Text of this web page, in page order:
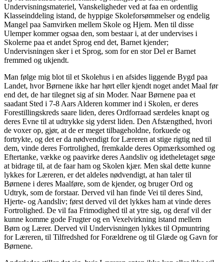
Undervisningsmateriel, Vanskeligheder ved at faa en ordentlig
Klasseinddeling istand, de hyppige Skoleforsømmelser og endelig
Mangel paa Samvirken mellem Skole og Hjem. Men til disse
Ulemper kommer ogsaa den, som bestaar i, at der undervises i
Skolerne paa et andet Sprog end det, Barnet kjender;
Undervisningen sker i et Sprog, som for en stor Del er Barnet
fremmed og ukjendt.
Man følge mig blot til et Skolehus i en afsides liggende Bygd paa
Landet, hvor Børnene ikke har hørt eller kjendt noget andet Maal før
end det, de har tilegnet sig af sin Moder. Naar Børnene paa et
saadant Sted i 7-8 Aars Alderen kommer ind i Skolen, er deres
Forestillingskreds saare liden, deres Ordforraad særdeles knapt og
deres Evne til at udtrykke sig yderst liden. Den Afstængthed, hvori
de voxer op, gjør, at de er meget tilbageholdne, forkuede og
fortrykte, og det er da nødvendigt for Læreren at stige rigtig ned til
dem, vinde deres Fortrolighed, fremkalde deres Opmærksomhed og
Eftertanke, vække og paavirke deres Aandsliv og idetheletaget søge
at bidrage til, at de faar ham og Skolen kjær. Men skal dette kunne
lykkes for Læreren, er det aldeles nødvendigt, at han taler til
Børnene i deres Maalføre, som de kjender, og bruger Ord og
Udtryk, som de forstaar. Derved vil han finde Vei til deres Sind,
Hjerte- og Aandsliv; først derved vil det lykkes ham at vinde deres
Fortrolighed. De vil faa Frimodighed til at ytre sig, og deraf vil der
kunne komme gode Frugter og en Vexelvirkning istand mellem
Børn og Lærer. Derved vil Undervisningen lykkes til Opmuntring
for Læreren, til Tilfredshed for Forældrene og til Glæde og Gavn for
Børnene.